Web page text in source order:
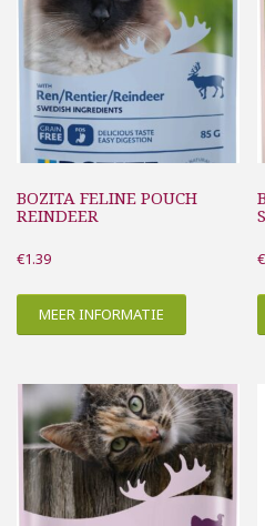
BOZITA FELINE POUCH
REINDEER
€1.39
MEER INFORMATIE
€